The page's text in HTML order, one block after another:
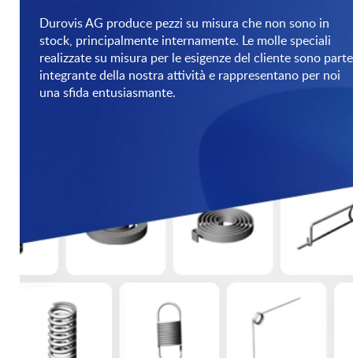
Durovis AG produce pezzi su misura che non sono in
stock, principalmente internamente. Le molle speciali
realizzate su misura per le esigenze del cliente sono parte
integrante della nostra attività e rappresentano per noi
una sfida entusiasmante.
vendute a metraggio) vengono
sottoposte a trattamento
termico. Questo rinvenimento
provoca un aumento della
tenacità o una riduzione delle
compressione con spessore del
filo inferiore a 0,5 mm vengono
applicate le spire finali. Nelle
Calcolo
primaverile
Le molle a catalogo sono state
calcolate secondo le norme DIN